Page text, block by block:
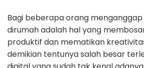
Bagi beberapa orang
dirumah adalah hal yang
produktif dan mematikan
demikian tentunya salah besar